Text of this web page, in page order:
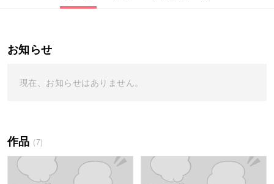
お知らせ
現在、お知らせはありません。
作品 (7)